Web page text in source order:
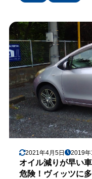
2021年4月5日 2019年
オイル減りが早い
危険！ヴィッツに